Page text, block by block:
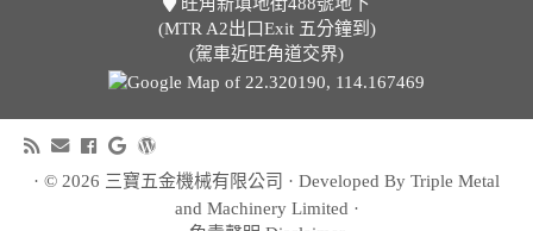
(MTR A2出口Exit 五分鐘到)
(駕車近旺角道交界)
· © 2026 三寶五金機械有限公司 · Developed By Triple Metal
and Machinery Limited ·